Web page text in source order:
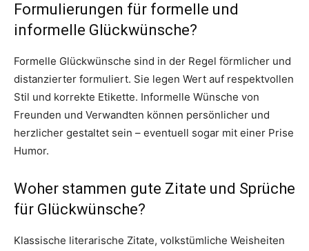
Formulierungen für formelle und
informelle Glückwünsche?
Formelle Glückwünsche sind in der Regel förmlicher und
distanzierter formuliert. Sie legen Wert auf respektvollen
Stil und korrekte Etikette. Informelle Wünsche von
Freunden und Verwandten können persönlicher und
herzlicher gestaltet sein – eventuell sogar mit einer Prise
Humor.
Woher stammen gute Zitate und Sprüche
für Glückwünsche?
Klassische literarische Zitate, volkstümliche Weisheiten